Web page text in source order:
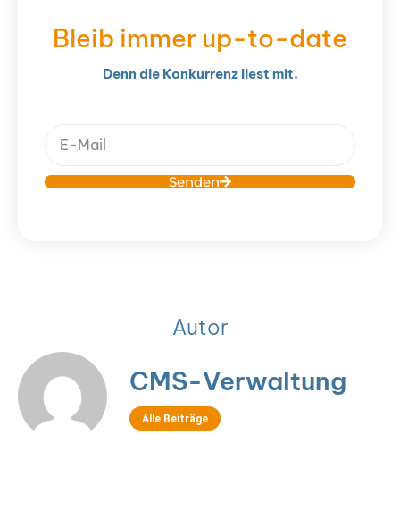
Bleib immer up-to-date
Denn die Kon­kur­renz liest mit.
Senden
Autor
CMS-Ver­wal­tung
Alle Bei­trä­ge